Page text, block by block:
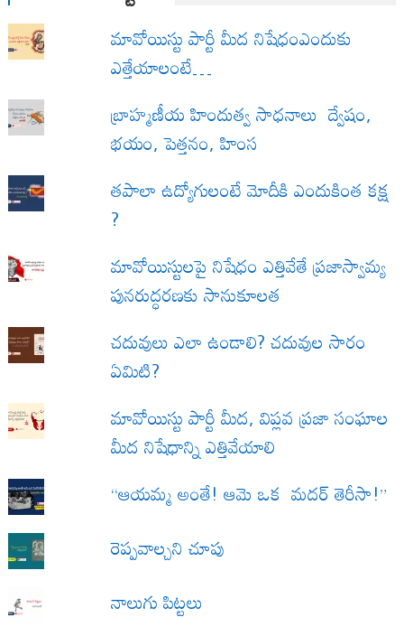
మావోయిస్టు పార్టీ మీద నిషేధంఎందుకు
ఎత్తేయాలంటే…
బ్రాహ్మణీయ హిందుత్వ సాధనాలు ద్వేషం,
భయం, పెత్తనం, హింస
త‌పాలా ఉద్యోగులంటే మోదీకి ఎందుకింత కక్ష
?
మావోయిస్టులపై నిషేధం ఎత్తివేతే ప్రజాస్వామ్య
పునరుద్ధరణకు సానుకూలత
చదువులు ఎలా ఉండాలి? చదువుల సారం
ఏమిటి?
మావోయిస్టు పార్టీ మీద, విప్లవ ప్రజా సంఘాల
మీద నిషేధాన్ని ఎత్తివేయాలి
“ఆయమ్మ అంతే! ఆమె ఒక మదర్ తెరీసా!”
రెప్పవాల్చని చూపు
నాలుగు పిట్టలు